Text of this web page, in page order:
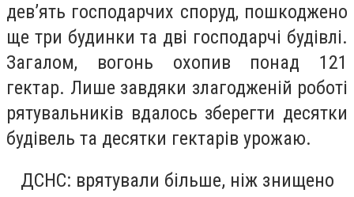
дев’ять господарчих споруд, пошкоджено
ще три будинки та дві господарчі будівлі.
Загалом, вогонь охопив понад 121
гектар. Лише завдяки злагодженій роботі
рятувальників вдалось зберегти десятки
будівель та десятки гектарів урожаю.
ДСНС: врятували більше, ніж знищено